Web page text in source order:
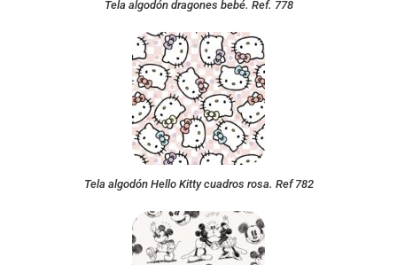
Tela algodón dragones bebé. Ref. 778
Tela algodón Hello Kitty cuadros rosa. Ref 782